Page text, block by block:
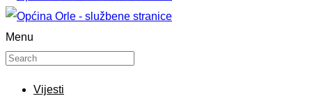
Menu
Vijesti